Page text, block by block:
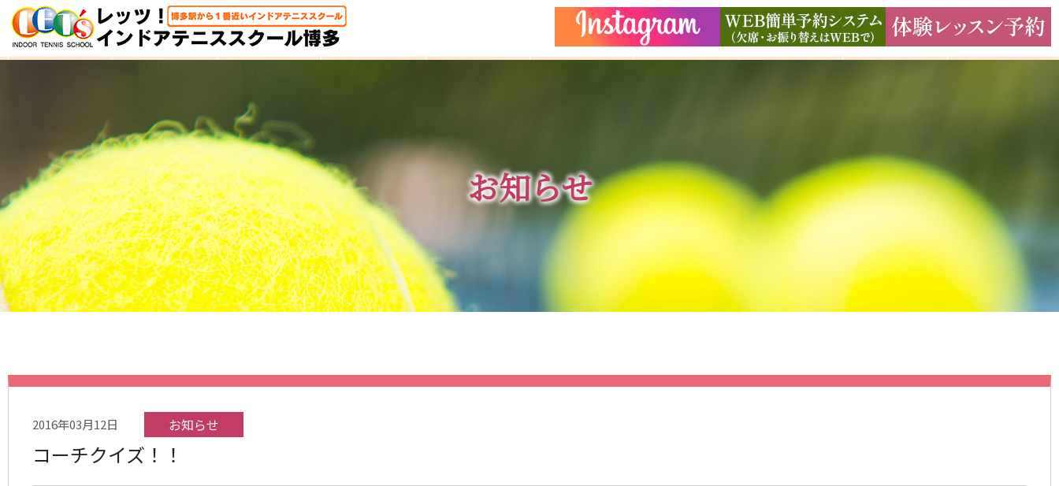
HOME 体験レッスン 大人クラス 子どもクラス イベント 施設ガイド ギャラリー アクセス よくある質問
お知らせ
2016年03月12日 お知らせ
コーチクイズ！！